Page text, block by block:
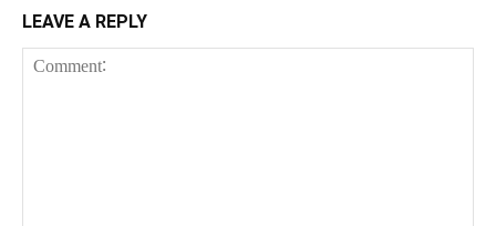
LEAVE A REPLY